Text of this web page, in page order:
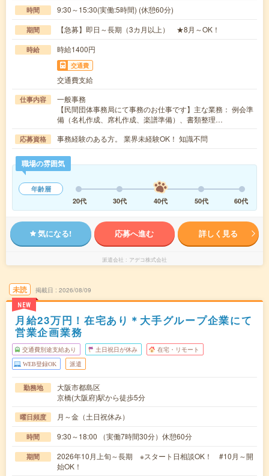
時間 9:30～15:30(実働:5時間) (休憩60分)
期間 【急募】即日～長期（3カ月以上） ★8月～OK！
時給 時給1400円
交通費
交通費支給
仕事内容
一般事務
【民間団体事務局にて事務のお仕事です】主な業務： 例会準
備（名札作成、席札作成、楽譜準備）、書類整理…
応募資格 事務経験のある方。 業界未経験OK！ 知識不問
職場の雰囲気
年齢層
20代
30代 40代 50代 60代
気になる! 応募へ進む 詳しく見る
派遣会社 アデコ株式会社
未読
NEW
掲載日 2026/08/09
月給23万円！在宅あり＊大手グループ企業にて
営業企画業務
交通費別途支給あり 土日祝日が休み 在宅・リモート
WEB登録OK 派遣
勤務地
大阪市都島区
京橋(大阪府)駅から徒歩5分
曜日頻度 月～金（土日祝休み）
時間 9:30～18:00 （実働7時間30分）休憩60分
期間
2026年10月上旬～長期 ※スタート日相談OK！ #10月～開
始OK！